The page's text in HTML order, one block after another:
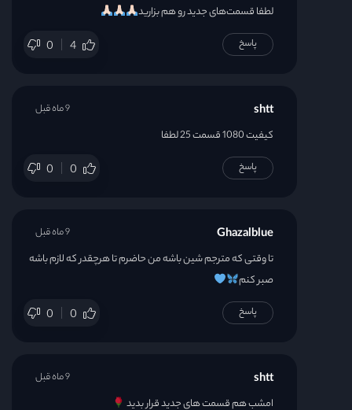
لطفا قسمت‌های جدید رو هم بزارید
0 4 پاسخ
shtt
کیفیت 1080 قسمت 25 لطفا
0 0
9 ماه قبل
پاسخ
Ghazalblue
تا وقتی که مترجم شین باشه من حاضرم تا هرچقدر که لازم باشه
صبر کنم
0 0
9 ماه قبل
پاسخ
shtt
امشب هم قسمت های جدید قرار بدید
9 ماه قبل